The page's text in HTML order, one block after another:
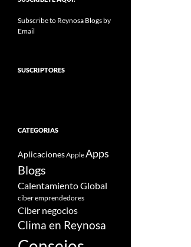
Subscribe to Reynosa Blogs by
Email
SUSCRIPTORES
CATEGORIAS
Aplicaciones AppleApps
Blogs
Calentamiento Global
ciber emprendedores
Ciber negocios
Clima en Reynosa